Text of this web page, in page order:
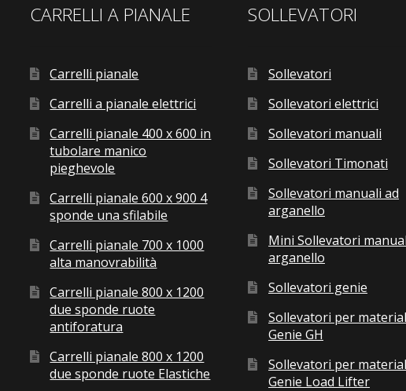
CARRELLI A PIANALE
Carrelli pianale
Carrelli a pianale elettrici
Carrelli pianale 400 x 600 in
tubolare manico
pieghevole
Carrelli pianale 600 x 900 4
sponde una sfilabile
Carrelli pianale 700 x 1000
alta manovrabilità
Carrelli pianale 800 x 1200
due sponde ruote
antiforatura
Carrelli pianale 800 x 1200
due sponde ruote Elastiche
SOLLEVATORI
Sollevatori
Sollevatori elettrici
Sollevatori manuali
Sollevatori Timonati
Sollevatori manuali ad
arganello
Mini Sollevatori
arganello
Sollevatori genie
Sollevatori per
Genie GH
Sollevatori per
Genie Load Lifter